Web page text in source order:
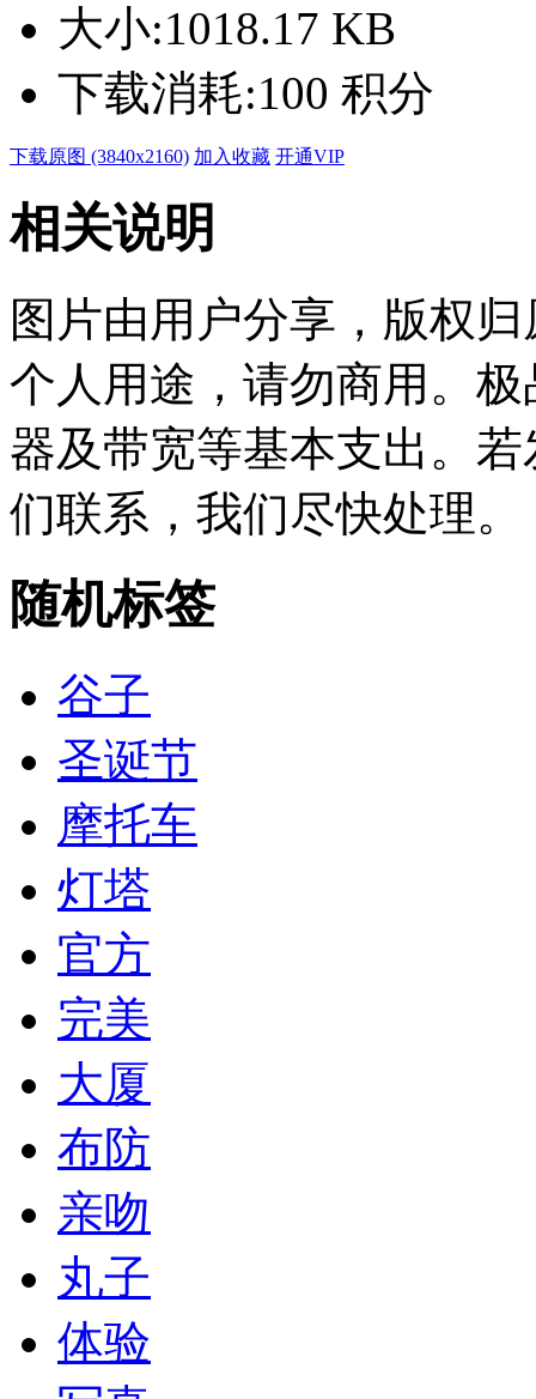
大小:1018.17 KB
下载消耗:100 积分
下载原图 (3840x2160) 加入收藏 开通VIP
相关说明
图片由用户分享，版权
个人用途，请勿商用。
器及带宽等基本支出。
们联系，我们尽快处理。
随机标签
谷子
圣诞节
摩托车
灯塔
官方
完美
大厦
布防
亲吻
丸子
体验